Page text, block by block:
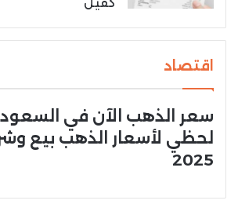
اقتصاد
سعر الذهب الآن في
2025